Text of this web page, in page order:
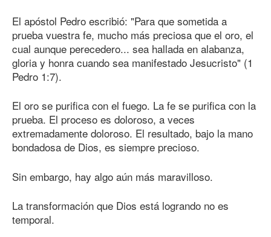
El apóstol Pedro escribió: "Para que sometida a
prueba vuestra fe, mucho más preciosa que el oro, el
cual aunque perecedero... sea hallada en alabanza,
gloria y honra cuando sea manifestado Jesucristo" (1
Pedro 1:7).
El oro se purifica con el fuego. La fe se purifica con la
prueba. El proceso es doloroso, a veces
extremadamente doloroso. El resultado, bajo la mano
bondadosa de Dios, es siempre precioso.
Sin embargo, hay algo aún más maravilloso.
La transformación que Dios está logrando no es
temporal.